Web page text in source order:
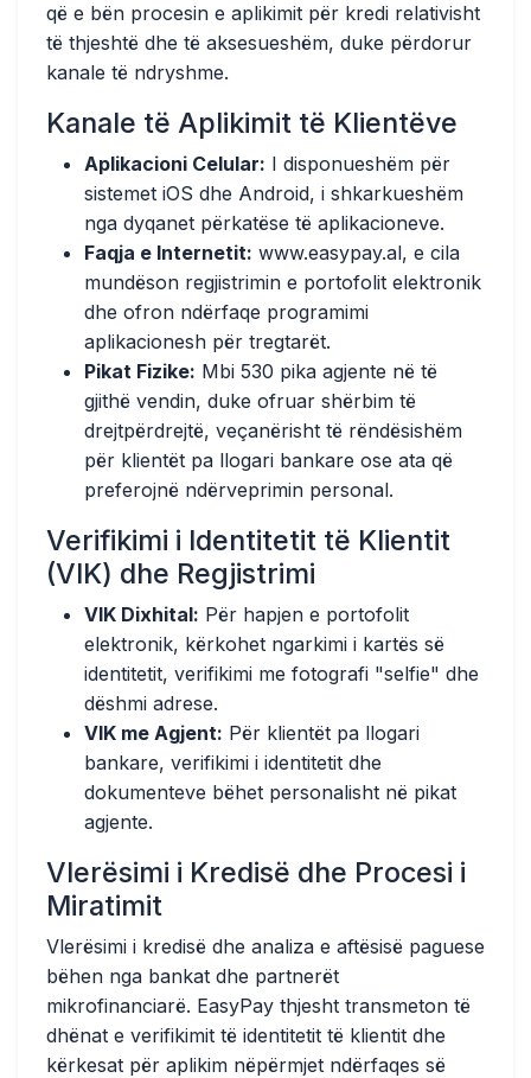
që e bën procesin e aplikimit për kredi relativisht
të thjeshtë dhe të aksesueshëm, duke përdorur
kanale të ndryshme.
Kanale të Aplikimit të Klientëve
Aplikacioni Celular: I disponueshëm për
sistemet iOS dhe Android, i shkarkueshëm
nga dyqanet përkatëse të aplikacioneve.
Faqja e Internetit: www.easypay.al, e cila
mundëson regjistrimin e portofolit elektronik
dhe ofron ndërfaqe programimi
aplikacionesh për tregtarët.
Pikat Fizike: Mbi 530 pika agjente në të
gjithë vendin, duke ofruar shërbim të
drejtpërdrejtë, veçanërisht të rëndësishëm
për klientët pa llogari bankare ose ata që
preferojnë ndërveprimin personal.
Verifikimi i Identitetit të Klientit
(VIK) dhe Regjistrimi
VIK Dixhital: Për hapjen e portofolit
elektronik, kërkohet ngarkimi i kartës së
identitetit, verifikimi me fotografi "selfie" dhe
dëshmi adrese.
VIK me Agjent: Për klientët pa llogari
bankare, verifikimi i identitetit dhe
dokumenteve bëhet personalisht në pikat
agjente.
Vlerësimi i Kredisë dhe Procesi i
Miratimit
Vlerësimi i kredisë dhe analiza e aftësisë paguese
bëhen nga bankat dhe partnerët
mikrofinanciarë. EasyPay thjesht transmeton të
dhënat e verifikimit të identitetit të klientit dhe
kërkesat për aplikim nëpërmjet ndërfaqes së